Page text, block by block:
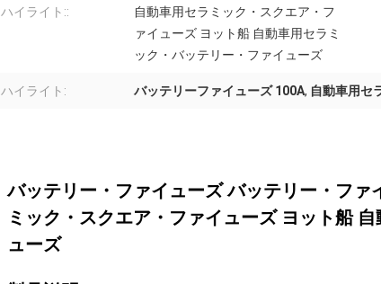
ハイライト::
自動車用セラミック・スクエア・フ
ァイューズ ヨット船 自動車用セラミ
ック・バッテリー・ファイューズ
ハイライト: バッテリーファイューズ 100A, 自動車用セ
バッテリー・ファイューズ バッテリー・ファ
ミック・スクエア・ファイューズ ヨット船
ューズ